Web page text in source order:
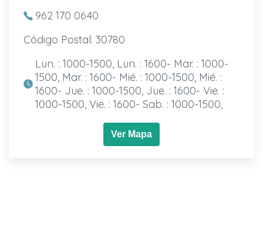
962 170 0640
Código Postal: 30780
Lun. : 1000-1500, Lun. : 1600- Mar. : 1000-
1500, Mar. : 1600- Mié. : 1000-1500, Mié. :
1600- Jue. : 1000-1500, Jue. : 1600- Vie. :
1000-1500, Vie. : 1600- Sab. : 1000-1500,
Ver Mapa